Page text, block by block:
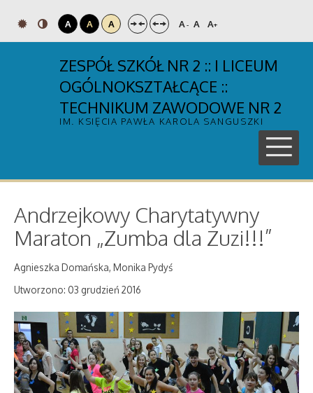
A A A A- A A+
ZESPÓŁ SZKÓŁ NR 2 :: I LICEUM
OGÓLNOKSZTAŁCĄCE ::
TECHNIKUM ZAWODOWE NR 2
IM. KSIĘCIA PAWŁA KAROLA SANGUSZKI
Andrzejkowy Charytatywny
Maraton „Zumba dla Zuzi!!!”
Agnieszka Domańska, Monika Pydyś
Utworzono: 03 grudzień 2016